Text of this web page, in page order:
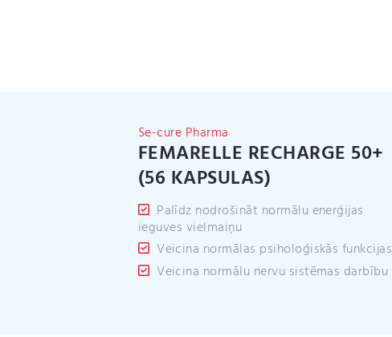
Se-cure Pharma
FEMARELLE RECHARGE 50+
(56 KAPSULAS)
Palīdz nodrošināt normālu enerģijas
ieguves vielmaiņu
Veicina normālas psiholoģiskās funkcijas
Veicina normālu nervu sistēmas darbību